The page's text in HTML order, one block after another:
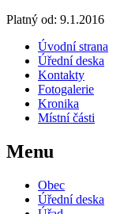
Platný od: 9.1.2016
Úvodní strana
Úřední deska
Kontakty
Fotogalerie
Kronika
Místní části
Menu
Obec
Úřední deska